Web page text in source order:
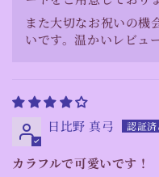
また大切なお祝いの機
いです。温かいレビュ
日比野 真弓
カラフルで可愛いです！